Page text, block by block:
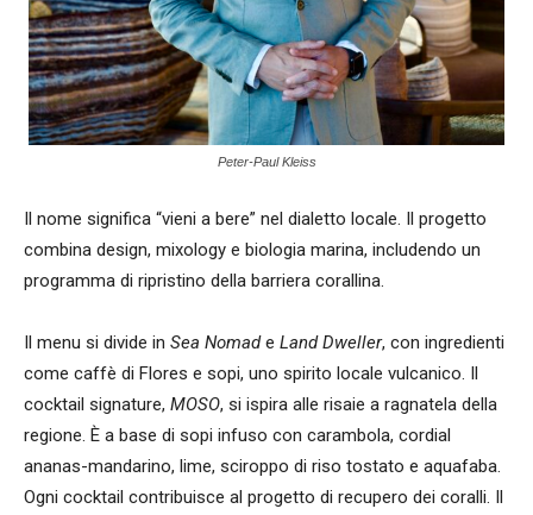
Peter-Paul Kleiss
Il nome significa “vieni a bere” nel dialetto locale. Il progetto
combina design, mixology e biologia marina, includendo un
programma di ripristino della barriera corallina.
Il menu si divide in Sea Nomade Land Dweller, con ingredienti
come caffè di Flores e sopi, uno spirito locale vulcanico. Il
cocktail signature, MOSO, si ispira alle risaie a ragnatela della
regione. È a base di sopi infuso con carambola, cordial
ananas-mandarino, lime, sciroppo di riso tostato e aquafaba.
Ogni cocktail contribuisce al progetto di recupero dei coralli. Il